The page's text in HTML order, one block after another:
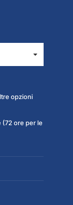
opzioni
(72 ore per le